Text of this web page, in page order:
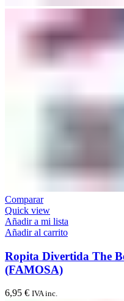
Comparar
Quick view
Añadir a mi lista
Añadir al carrito
Ropita Divertida The
(FAMOSA)
6,95 € IVA inc.